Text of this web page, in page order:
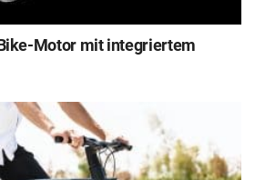
Motor mit integriertem